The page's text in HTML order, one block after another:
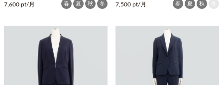
7,600 pt/月 春 夏 秋 冬 7,500 pt/月 春 夏 秋